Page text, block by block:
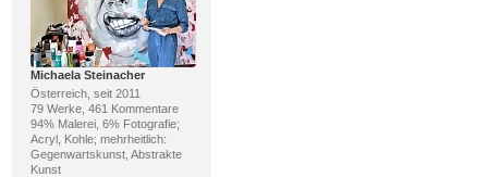
Michaela Steinacher
Österreich, seit 2011
79 Werke, 461 Kommentare
94% Malerei, 6% Fotografie;
Acryl, Kohle; mehrheitlich:
Gegenwartskunst, Abstrakte
Kunst